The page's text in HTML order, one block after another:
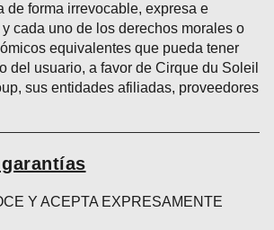
de forma irrevocable, expresa e
cada uno de los derechos morales o
equivalentes que pueda tener
del usuario, a favor de Cirque du Soleil
sus entidades afiliadas, proveedores
Y ACEPTA EXPRESAMENTE